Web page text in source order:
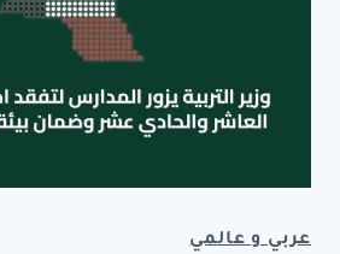
عربي و عالمي